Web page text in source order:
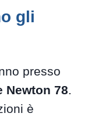
gli
presso
Newton 78.
è